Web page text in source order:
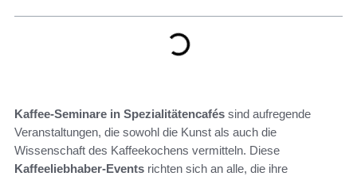
Kaffee-Seminare in Spezialitätencafés sind aufregende
Veranstaltungen, die sowohl die Kunst als auch die
Wissenschaft des Kaffeekochens vermitteln. Diese
Kaffeeliebhaber-Events richten sich an alle, die ihre